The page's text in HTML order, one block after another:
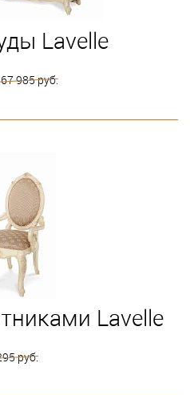
Lavelle
985 руб.
Lavelle
руб.